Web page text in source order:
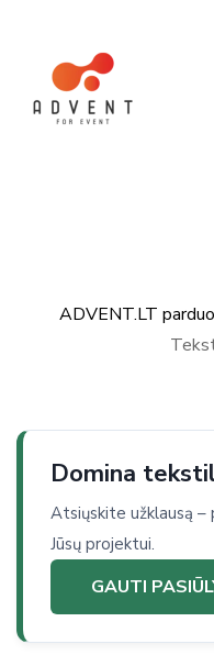
ADVENT.LT
Domina
Atsiųskite užklausą
Jūsų projektui.
GAUTI